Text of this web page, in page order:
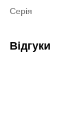
Серія
Відгуки